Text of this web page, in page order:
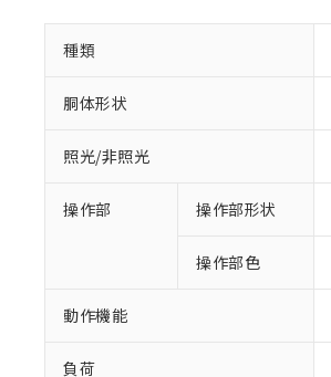
種類
胴体形状
照光/非照光
操作部 操作部形状
操作部色
動作機能
負荷